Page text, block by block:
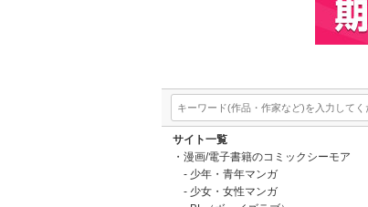
サイト一覧
漫画/電子書籍のコミックシーモア
少年・青年マンガ
少女・女性マンガ